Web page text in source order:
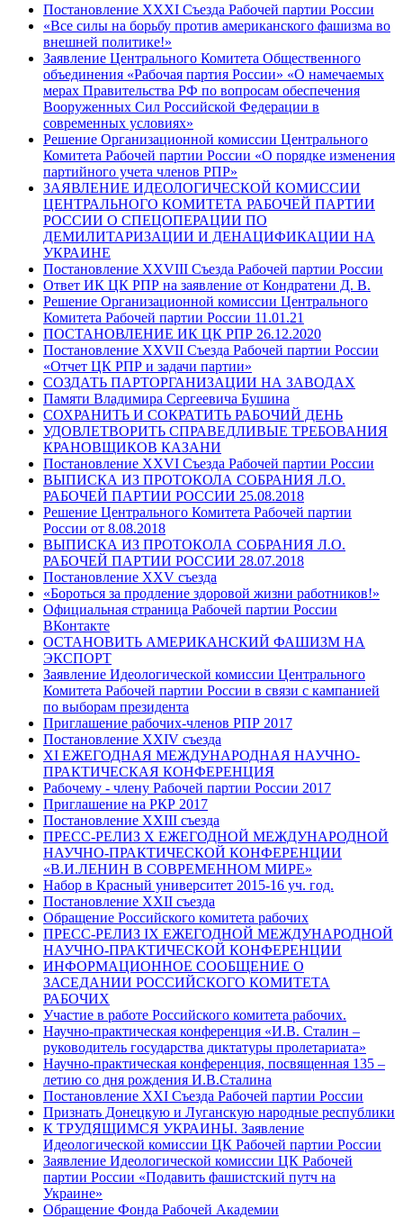
Постановление XXXI Съезда Рабочей партии России
«Все силы на борьбу против американского фашизма во
внешней политике!»
Заявление Центрального Комитета Общественного
объединения «Рабочая партия России» «О намечаемых
мерах Правительства РФ по вопросам обеспечения
Вооруженных Сил Российской Федерации в
современных условиях»
Решение Организационной комиссии Центрального
Комитета Рабочей партии России «О порядке изменения
партийного учета членов РПР»
ЗАЯВЛЕНИЕ ИДЕОЛОГИЧЕСКОЙ КОМИССИИ
ЦЕНТРАЛЬНОГО КОМИТЕТА РАБОЧЕЙ ПАРТИИ
РОССИИ О СПЕЦОПЕРАЦИИ ПО
ДЕМИЛИТАРИЗАЦИИ И ДЕНАЦИФИКАЦИИ НА
УКРАИНЕ
Постановление XXVIII Съезда Рабочей партии России
Ответ ИК ЦК РПР на заявление от Кондратени Д. В.
Решение Организационной комиссии Центрального
Комитета Рабочей партии России 11.01.21
ПОСТАНОВЛЕНИЕ ИК ЦК РПР 26.12.2020
Постановление XXVII Съезда Рабочей партии России
«Отчет ЦК РПР и задачи партии»
СОЗДАТЬ ПАРТОРГАНИЗАЦИИ НА ЗАВОДАХ
Памяти Владимира Сергеевича Бушина
СОХРАНИТЬ И СОКРАТИТЬ РАБОЧИЙ ДЕНЬ
УДОВЛЕТВОРИТЬ СПРАВЕДЛИВЫЕ ТРЕБОВАНИЯ
КРАНОВЩИКОВ КАЗАНИ
Постановление XXVI Съезда Рабочей партии России
ВЫПИСКА ИЗ ПРОТОКОЛА СОБРАНИЯ Л.О.
РАБОЧЕЙ ПАРТИИ РОССИИ 25.08.2018
Решение Центрального Комитета Рабочей партии
России от 8.08.2018
ВЫПИСКА ИЗ ПРОТОКОЛА СОБРАНИЯ Л.О.
РАБОЧЕЙ ПАРТИИ РОССИИ 28.07.2018
Постановление XXV съезда
«Бороться за продление здоровой жизни работников!»
Официальная страница Рабочей партии России
ВКонтакте
ОСТАНОВИТЬ АМЕРИКАНСКИЙ ФАШИЗМ НА
ЭКСПОРТ
Заявление Идеологической комиссии Центрального
Комитета Рабочей партии России в связи с кампанией
по выборам президента
Приглашение рабочих-членов РПР 2017
Постановление XXIV съезда
ХI ЕЖЕГОДНАЯ МЕЖДУНАРОДНАЯ НАУЧНО-
ПРАКТИЧЕСКАЯ КОНФЕРЕНЦИЯ
Рабочему - члену Рабочей партии России 2017
Приглашение на РКР 2017
Постановление XXIII съезда
ПРЕСС-РЕЛИЗ Х ЕЖЕГОДНОЙ МЕЖДУНАРОДНОЙ
НАУЧНО-ПРАКТИЧЕСКОЙ КОНФЕРЕНЦИИ
«В.И.ЛЕНИН В СОВРЕМЕННОМ МИРЕ»
Набор в Красный университет 2015-16 уч. год.
Постановление XXII съезда
Обращение Российского комитета рабочих
ПРЕСС-РЕЛИЗ IХ ЕЖЕГОДНОЙ МЕЖДУНАРОДНОЙ
НАУЧНО-ПРАКТИЧЕСКОЙ КОНФЕРЕНЦИИ
ИНФОРМАЦИОННОЕ СООБЩЕНИЕ О
ЗАСЕДАНИИ РОССИЙСКОГО КОМИТЕТА
РАБОЧИХ
Участие в работе Российского комитета рабочих.
Научно-практическая конференция «И.В. Сталин –
руководитель государства диктатуры пролетариата»
Научно-практическая конференция, посвященная 135 –
летию со дня рождения И.В.Сталина
Постановление XXI Съезда Рабочей партии России
Признать Донецкую и Луганскую народные республики
К ТРУДЯЩИМСЯ УКРАИНЫ. Заявление
Идеологической комиссии ЦК Рабочей партии России
Заявление Идеологической комиссии ЦК Рабочей
партии России «Подавить фашистский путч на
Украине»
Обращение Фонда Рабочей Академии